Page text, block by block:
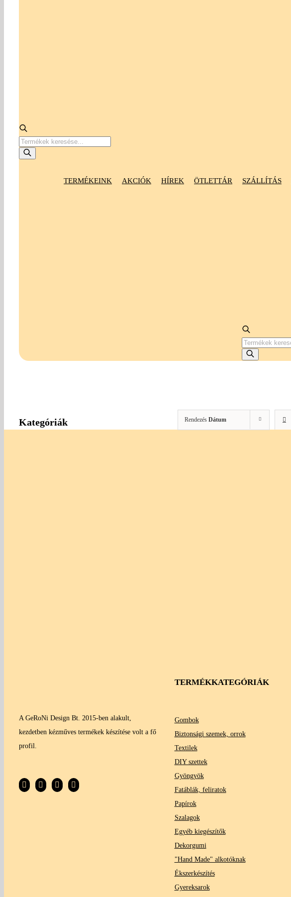
Products
search
TERMÉKEINK AKCIÓK HÍREK ÖTLETTÁR SZÁLLÍTÁS
PRODUCTS
SEARCH
Rendezés Dátum
Kategóriák
A GeRoNi Design Bt. 2015-ben alakult,
kezdetben kézműves termékek készítése volt a fő
profil.
TERMÉKKATEGÓRIÁK
Gombok
Biztonsági szemek, orrok
Textilek
DIY szettek
Gyöngyök
Fatáblák, feliratok
Papírok
Szalagok
Egyéb kiegészítők
Dekorgumi
"Hand Made" alkotóknak
Ékszerkészítés
Gyereksarok